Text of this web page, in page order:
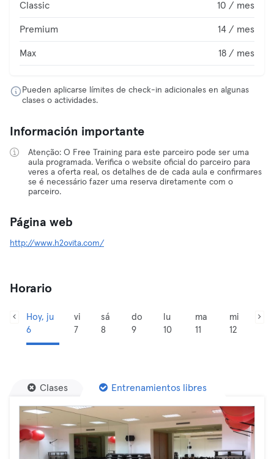
Classic 10 / mes
Premium 14 / mes
Max 18 / mes
Pueden aplicarse límites de check-in adicionales en algunas
clases o actividades.
Información importante
Atenção: O Free Training para este parceiro pode ser uma
aula programada. Verifica o website oficial do parceiro para
veres a oferta real, os detalhes de de cada aula e confirmares
se é necessário fazer uma reserva diretamente com o
parceiro.
Página web
http://www.h2ovita.com/
Horario
Hoy, ju
6
vi
7
sá
8
do
9
lu
10
ma
11
mi
12
Clases Entrenamientos libres